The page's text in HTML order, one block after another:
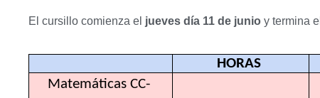
El cursillo comienza el jueves día 11 de junio y termina el
HORAS
Matemáticas CC-